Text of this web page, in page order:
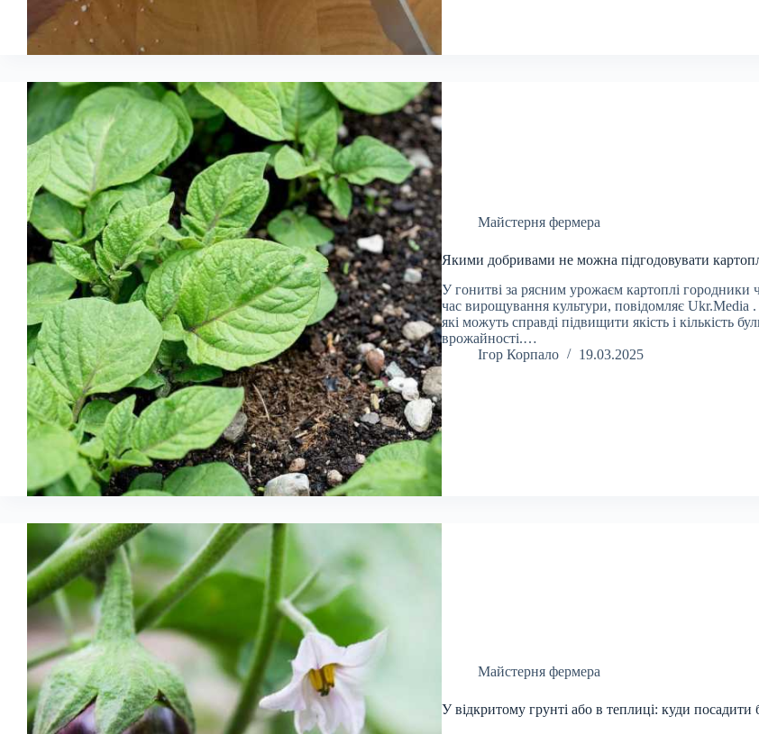
Майстерня фермера
Якими добривами не можна підгодовувати
У гонитві за рясним урожаєм картоплі городники
час вирощування культури, повідомляє
які можуть справді підвищити якість і кількість
врожайності.…
Ігор Корпало
19.03.2025
Майстерня фермера
У відкритому грунті або в теплиці: куди